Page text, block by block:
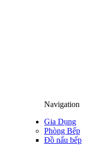
Navigation
Gia Dụng
Phòng Bếp
Đồ nấu bếp